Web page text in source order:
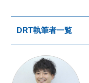
DRT執筆者一覧